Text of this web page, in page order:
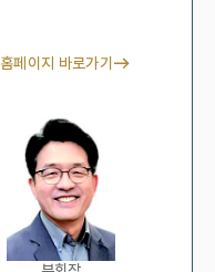
홈페이지 바로가기